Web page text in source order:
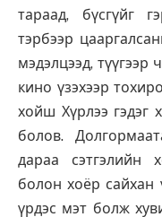
тараад, бүсгүйг
тэрбээр
мэдэлцээд, түүгээр
кино үзэхээр
хойш Хүрлээ гэдэг
болов.
дараа сэтгэлийн
болон хоёр сайхан
үрдэс мэт болж